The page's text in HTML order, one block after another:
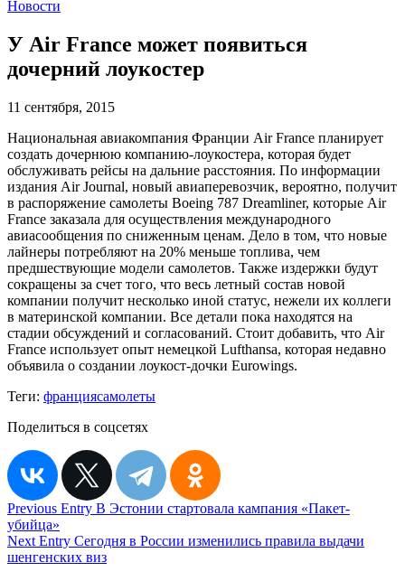
Новости
У Air France может появиться
дочерний лоукостер
11 сентября, 2015
Национальная авиакомпания Франции Air France планирует
создать дочернюю компанию-лоукостера, которая будет
обслуживать рейсы на дальние расстояния. По информации
издания Air Journal, новый авиаперевозчик, вероятно, получит
в распоряжение самолеты Boeing 787 Dreamliner, которые Air
France заказала для осуществления международного
авиасообщения по сниженным ценам. Дело в том, что новые
лайнеры потребляют на 20% меньше топлива, чем
предшествующие модели самолетов. Также издержки будут
сокращены за счет того, что весь летный состав новой
компании получит несколько иной статус, нежели их коллеги
в материнской компании. Все детали пока находятся на
стадии обсуждений и согласований. Стоит добавить, что Air
France использует опыт немецкой Lufthansa, которая недавно
объявила о создании лоукост-дочки Eurowings.
Теги: франциясамолеты
Поделиться в соцсетях
Навигация
по
записям
Previous Entry В Эстонии стартовала кампания «Пакет-
убийца»
Next Entry Сегодня в России изменились правила выдачи
шенгенских виз